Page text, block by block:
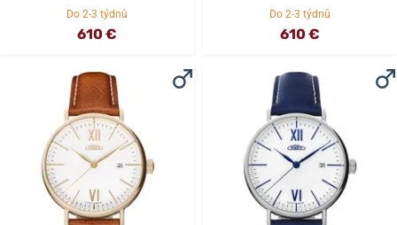
Do 2-3 týdnů
610 €
Do 2-3 týdnů
610 €